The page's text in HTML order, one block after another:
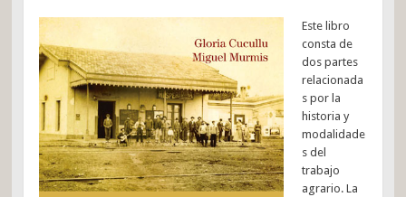
Este libro
consta de
dos partes
relacionada
s por la
historia y
modalidade
s del
trabajo
agrario. La